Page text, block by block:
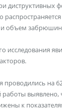
диструктивных
объем
исследования
проводились на
выявлено,
к